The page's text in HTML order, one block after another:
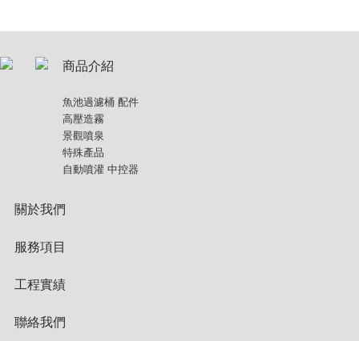
商品介紹
魚池過濾桶 配件
高壓造霧
景觀噴泉
特殊產品
自動噴灌 中控器
關於我們
服務項目
工程實績
聯絡我們